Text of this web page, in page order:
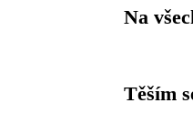
Na
Těším